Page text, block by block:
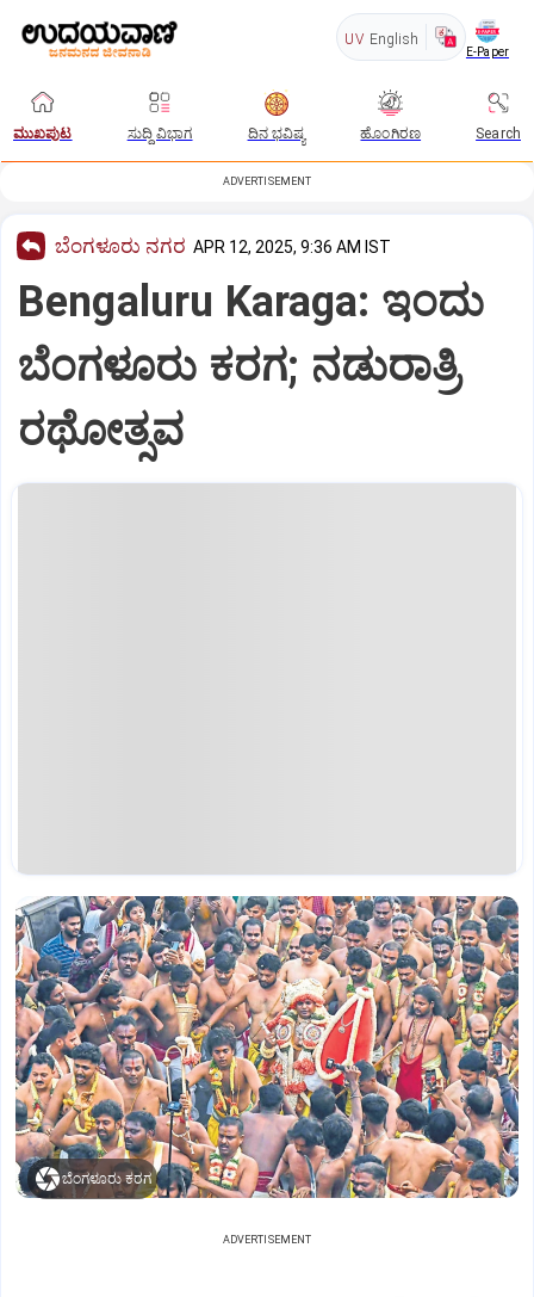
UV English
E-Paper
ಮುಖಪುಟ ಸುದ್ದಿ ವಿಭಾಗ ದಿನ ಭವಿಷ್ಯ ಹೊಂಗಿರಣ Search
ADVERTISEMENT
ಬೆಂಗಳೂರು ನಗರ APR 12, 2025, 9:36 AM IST
Bengaluru Karaga: ಇಂದು
ಬೆಂಗಳೂರು ಕರಗ; ನಡುರಾತ್ರಿ
ರಥೋತ್ಸವ
ಬೆಂಗಳೂರು ಕರಗ
ADVERTISEMENT